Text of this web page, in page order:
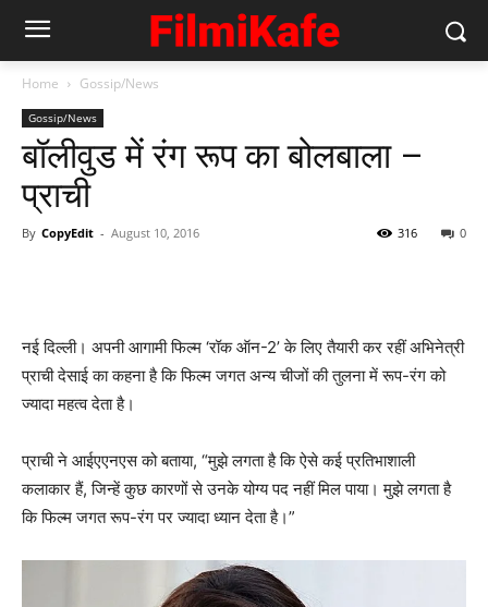
Home Gossip/News
Gossip/News
बॉलीवुड में रंग रूप का बोलबाला –
प्राची
By CopyEdit - August 10, 2016 0
316
नई दिल्ली। अपनी आगामी फिल्म ‘रॉक ऑन-2’ के लिए तैयारी कर रहीं अभिनेत्री
प्राची देसाई का कहना है कि फिल्म जगत अन्य चीजों की तुलना में रूप-रंग को
ज्यादा महत्व देता है।
प्राची ने आईएएनएस को बताया, “मुझे लगता है कि ऐसे कई प्रतिभाशाली
कलाकार हैं, जिन्हें कुछ कारणों से उनके योग्य पद नहीं मिल पाया। मुझे लगता है
कि फिल्म जगत रूप-रंग पर ज्यादा ध्यान देता है।”